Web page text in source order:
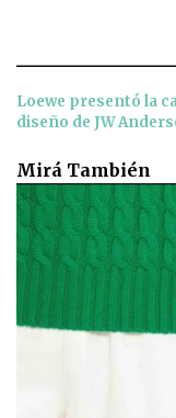
Loewe presentó la
diseño de JW
Mirá También